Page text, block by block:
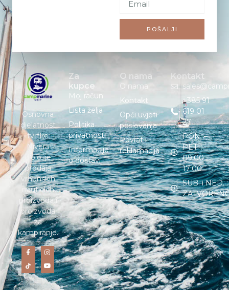
POŠALJI
Osnovna
djelatnost
tvrtke
Nivera
d.o.o. je
prodaja
vrhunskih
nautičkih
proizvoda i
proizvoda
za
kampiranje.
Za
kupce
Moj račun
Lista želja
Politika
privatnosti
Informacije
o dostavi
O nama
O nama
Kontakt
Opći uvjeti
poslovanja
Povrat i
reklamacija
Kontakt
+385 91
619 01
27
PON. –
PET. :
09:00 –
17:00
SUB. i NED. :